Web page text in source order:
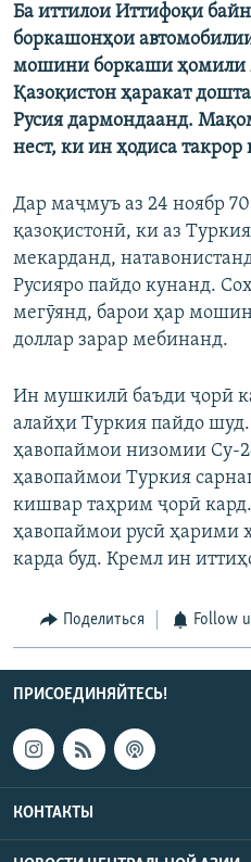
Ба иттилои Иттифоқи
боркашонҳои
мошини боркаши ҳомили
Қазоқистон ҳаракат
Русия дармондаанд.
нест, ки ин ҳодиса такрор
Дар маҷмуъ аз 24 ноябр
қазоқистонӣ, ки аз
мекарданд,
Русияро пайдо кунанд.
мегӯянд, барои ҳар
доллар зарар мебинанд.
Ин мушкилӣ баъди ҷорӣ
алайҳи Туркия пайдо шуд.
ҳавопаймои низомии Су-
ҳавопаймои Туркия
кишвар таҳрим ҷорӣ
ҳавопаймои русӣ ҳарими
карда буд. Кремл ин
Поделиться Follow
ПРИСОЕДИНЯЙТЕСЬ!
КОНТАКТЫ